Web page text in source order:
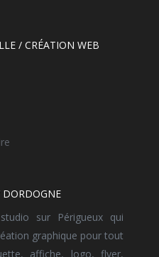
/ CRÉATION WEB
DORDOGNE
sur Périgueux qui
graphique pour tout
affiche, logo, flyer,